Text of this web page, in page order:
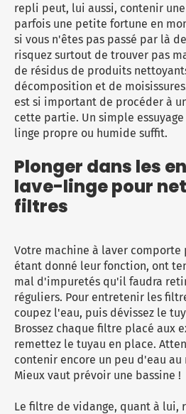
repli peut, lui aussi, contenir
parfois une petite fortune en
si vous n'êtes pas passé par là
risquez surtout de trouver pas
de résidus de produits
décomposition et de
est si important de procéder à
cette partie. Un simple
linge propre ou humide suffit.
Plonger dans les
lave-linge pour
filtres
Votre machine à laver
étant donné leur fonction, ont
mal d'impuretés qu'il faudra
réguliers. Pour entretenir les
coupez l'eau, puis dévissez le
Brossez chaque filtre placé aux
remettez le tuyau en place.
contenir encore un peu d'eau au
Mieux vaut prévoir une bassine !
Le filtre de vidange, quant à lui,